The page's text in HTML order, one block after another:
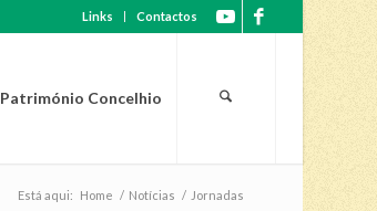
Links Contactos
Património Concelhio
Está aqui: Home / Notícias / Jornadas